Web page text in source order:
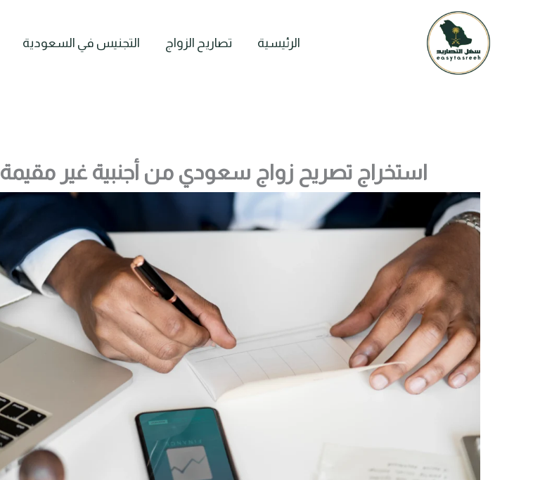
الرئيسية تصاريح الزواج التجنيس في السعودية
استخراج تصريح زواج سعودي من أجنبية غير مقيمة